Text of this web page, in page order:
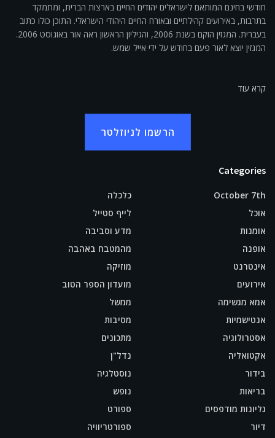
חודשי בחינם המותאם לישראלים יהודים החיים בארצות הברית, ומתמקד
בתרבות, באירועים קהילתיים ובאורח החיים היהודי הישראלי. התוכן כולו כתוב
בעברית. המגזין הוקם בשנת 2006, והגיליון הראשון ראה אור באוגוסט 2006.
המגזין יוצא לאור פעם בחודש על ידי אייל שמש.
קרא עוד
הרשמו לניוזלטר
Categories
October 7th
אוכל
אומנות
אופנה
אינטרנט
אירועים
אמא מגשימה
אנטישמיות
אסטרולוגיה
אקטואליה
בידור
בריאות
גליונות מודפסים
דיור
כלכלה
לייף סטייל
מדע וסביבה
מהמטבח באהבה
מוזיקה
מועדון הספר הטוב
ממשל
מסיבות
מתכונים
נדל"ן
נוסטלגיה
נופש
ספורט
ספורטריוויה